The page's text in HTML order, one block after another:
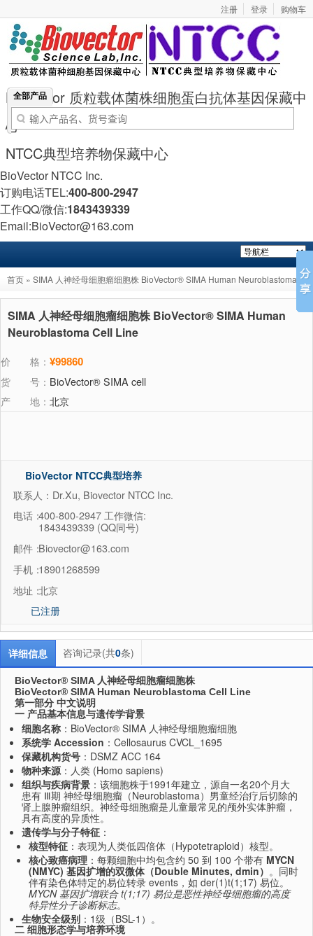
注册 登录 购物车
BioVector 质粒载体菌株细胞蛋白抗体基因保藏中
心
NTCC典型培养物保藏中心
全部产品
BioVector NTCC Inc.
订购电话TEL:400-800-2947
工作QQ/微信:1843439339
Email:BioVector@163.com
首页 » SIMA 人神经母细胞瘤细胞株 BioVector® SIMA Human Neuroblastoma
Cell Line
SIMA 人神经母细胞瘤细胞株 BioVector® SIMA Human
Neuroblastoma Cell Line
价 格： ¥99860
货 号： BioVector® SIMA cell
产 地： 北京
BioVector NTCC典型培养
联系人：Dr.Xu, Biovector NTCC Inc.
电话：400-800-2947 工作微信:
1843439339 (QQ同号)
邮件：Biovector@163.com
手机：18901268599
地址：北京
已注册
详细信息 咨询记录(共0条)
BioVector® SIMA 人神经母细胞瘤细胞株
BioVector® SIMA Human Neuroblastoma Cell Line
第一部分 中文说明
一 产品基本信息与遗传学背景
细胞名称 ：BioVector® SIMA 人神经母细胞瘤细胞
系统学 Accession ：Cellosaurus CVCL_1695
保藏机构货号 ：DSMZ ACC 164
物种来源：人类 (Homo sapiens)
组织与疾病背景 ：该细胞株于1991年建立，源自一名20个月大
患有 Ⅲ期 神经母细胞瘤（Neuroblastoma）男童经治疗后切除的
肾上腺肿瘤组织。神经母细胞瘤是儿童最常见的颅外实体肿瘤，
具有高度的异质性。
遗传学与分子特征 ：
核型特征 ：表现为人类低四倍体（Hypotetraploid）核型。
核心致癌病理 ：每颗细胞中均包含约 50 到 100 个带有 MYCN
(NMYC) 基因扩增的双微体（Double Minutes, dmin） 。同时
伴有染色体特定的易位转录 events，如 der(1)t(1;17) 易位。
MYCN 基因扩增联合 t(1;17) 易位是恶性神经母细胞瘤的高度
特异性分子诊断标志。
生物安全级别 ：1级（BSL-1）。
二 细胞形态学与培养环境